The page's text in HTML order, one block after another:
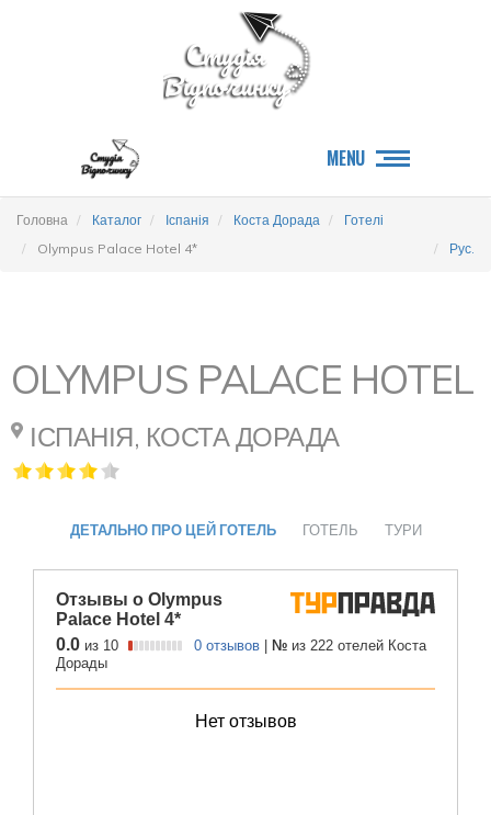
MENU
Головна Каталог Іспанія Коста Дорада
Готелі
Olympus Palace Hotel 4*
Рус.
OLYMPUS PALACE HOTEL
ІСПАНІЯ, КОСТА ДОРАДА
ДЕТАЛЬНО ПРО ЦЕЙ ГОТЕЛЬ ГОТЕЛЬ ТУРИ